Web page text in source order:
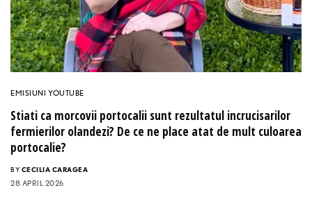
EMISIUNI YOUTUBE
Stiati ca morcovii portocalii sunt rezultatul incrucisarilor
fermierilor olandezi? De ce ne place atat de mult culoarea
portocalie?
BY CECILIA CARAGEA
28 APRIL 2026